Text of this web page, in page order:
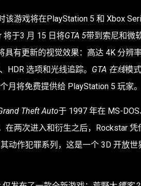
该游戏将在PlayStation 5 和 Xbox
将于3 月 15 日将GTA 5带到索尼和微
具有更新的视觉效果：高达 4K 分辨
HDR 选项和光线追踪。 GTA 在线模
月将免费提供给 PlayStation 5 玩家。
Theft Auto于 1997 年在 MS-DOS
在两次进入和衍生之后，Rockstar 凭
动作犯罪系列，这是一个 3D 开放世